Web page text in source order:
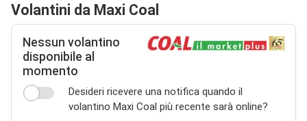
Volantini da Maxi Coal
Nessun volantino
disponibile al
momento
Desideri ricevere una notifica quando il
volantino Maxi Coal più recente sarà online?